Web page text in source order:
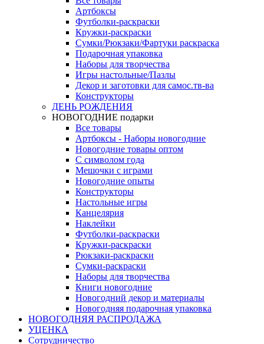
Артбоксы
Футболки-раскраски
Кружки-раскраски
Сумки/Рюкзаки/Фартуки раскраска
Подарочная упаковка
Наборы для творчества
Игры настольные/Пазлы
Декор и заготовки для самос.тв-ва
Конструкторы
ДЕНЬ РОЖДЕНИЯ
НОВОГОДНИЕ подарки
Все товары
Артбоксы - Наборы новогодние
Новогодние товары оптом
С символом года
Мешочки с играми
Новогодние опыты
Конструкторы
Настольные игры
Канцелярия
Наклейки
Футболки-раскраски
Кружки-раскраски
Рюкзаки-раскраски
Сумки-раскраски
Наборы для творчества
Книги новогодние
Новогодний декор и материалы
Новогодняя подарочная упаковка
НОВОГОДНЯЯ РАСПРОДАЖА
УЦЕНКА
Сотрудничество